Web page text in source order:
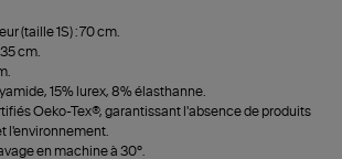
(taille 1S) : 70 cm.
cm.
15% lurex, 8% élasthanne.
Oeko-Tex®, garantissant l'absence de produits
l'environnement.
en machine à 30°.